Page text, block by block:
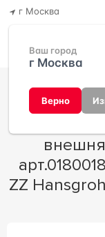
г Москва
Ваш город
г Москва
Верно
Запорно-переключающее
ZZ